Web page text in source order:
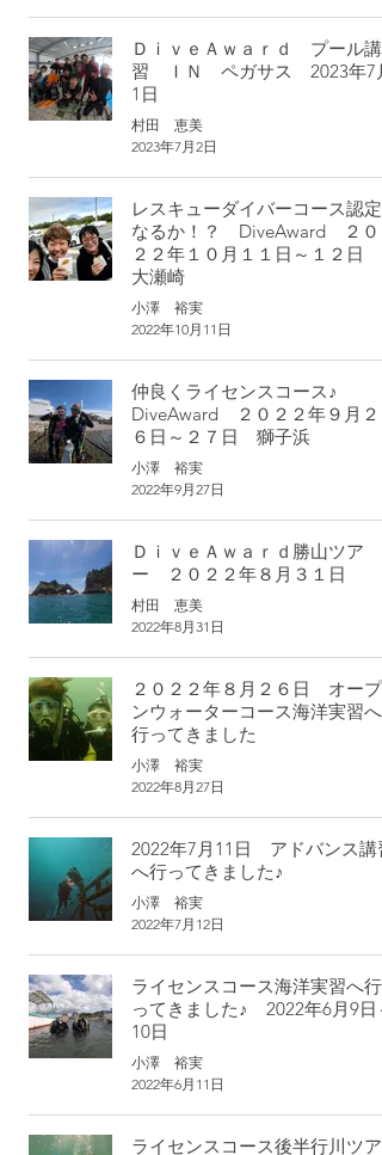
ＤｉｖｅＡｗａｒｄ プール講
習 ＩＮ ペガサス 2023年7月
1日
村田 恵美
2023年7月2日
レスキューダイバーコース認定
なるか！？ DiveAward ２０
２２年１０月１１日～１２日
大瀬崎
小澤 裕実
2022年10月11日
仲良くライセンスコース♪
DiveAward ２０２２年９月２
６日～２７日 獅子浜
小澤 裕実
2022年9月27日
ＤｉｖｅＡｗａｒｄ勝山ツア
ー ２０２２年８月３１日
村田 恵美
2022年8月31日
２０２２年８月２６日 オープ
ンウォーターコース海洋実習へ
行ってきました
小澤 裕実
2022年8月27日
2022年7月11日 アドバンス講
へ行ってきました♪
小澤 裕実
2022年7月12日
ライセンスコース海洋実習へ行
ってきました♪ 2022年6月9日
10日
小澤 裕実
2022年6月11日
ライセンスコース後半行川ツア